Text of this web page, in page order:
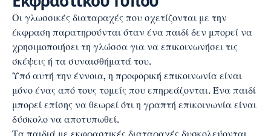
Οι γλωσσικές διαταραχές που σχετίζονται με την
έκφραση παρατηρούνται όταν ένα παιδί δεν μπορεί να
χρησιμοποιήσει τη γλώσσα για να επικοινωνήσει τις
σκέψεις ή τα συναισθήματά του.
Υπό αυτή την έννοια, η προφορική επικοινωνία είναι
μόνο ένας από τους τομείς που επηρεάζονται. Ένα παιδί
μπορεί επίσης να θεωρεί ότι η γραπτή επικοινωνία είναι
δύσκολο να αποτυπωθεί.